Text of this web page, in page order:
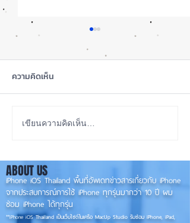
รอดปาฏิหาริย์ iPhone 17
📱
ความคิดเห็น
เขียนความคิดเห็น…
iPhone iOS Thailand พื้นที่อัพเดทข่าวสารเกี่ยวกับ iPhone
จากประสบการณ์การใช้ iPhone ทุกรุ่นมากว่า 10 ปี ผม
ซ่อม iPhone ได้ทุกรุ่น
**iPhone iOSThailand เป็นเว็บไซต์ในเครือ MacUp Studio รับซ่อม iPhone, iPad,
ABOUT US